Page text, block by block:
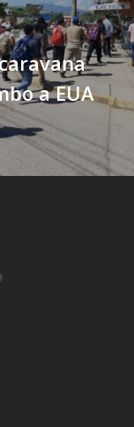
a EUA